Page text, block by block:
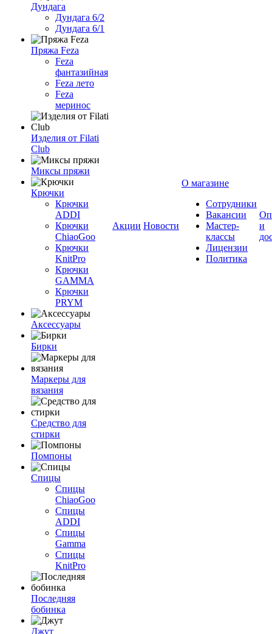
Дундага
Дундага 6/2
Дундага 6/1
Пряжа Feza
Feza
фантазийная
Feza лето
Feza
меринос
Изделия от Filati
Club
Миксы пряжи
Крючки
Крючки
ADDI
Крючки
ChiaoGoo
Крючки
KnitPro
Крючки
GAMMA
Крючки
PRYM
Аксессуары
Бирки
Маркеры для
вязания
Средство для
стирки
Помпоны
Спицы
Спицы
ChiaoGoo
Спицы
ADDI
Спицы
Gamma
Спицы
KnitPro
Последняя
бобинка
Джут
Акции Новости
О магазине
Сотрудники
Вакансии
Мастер-
классы
Лицензии
Политика
и